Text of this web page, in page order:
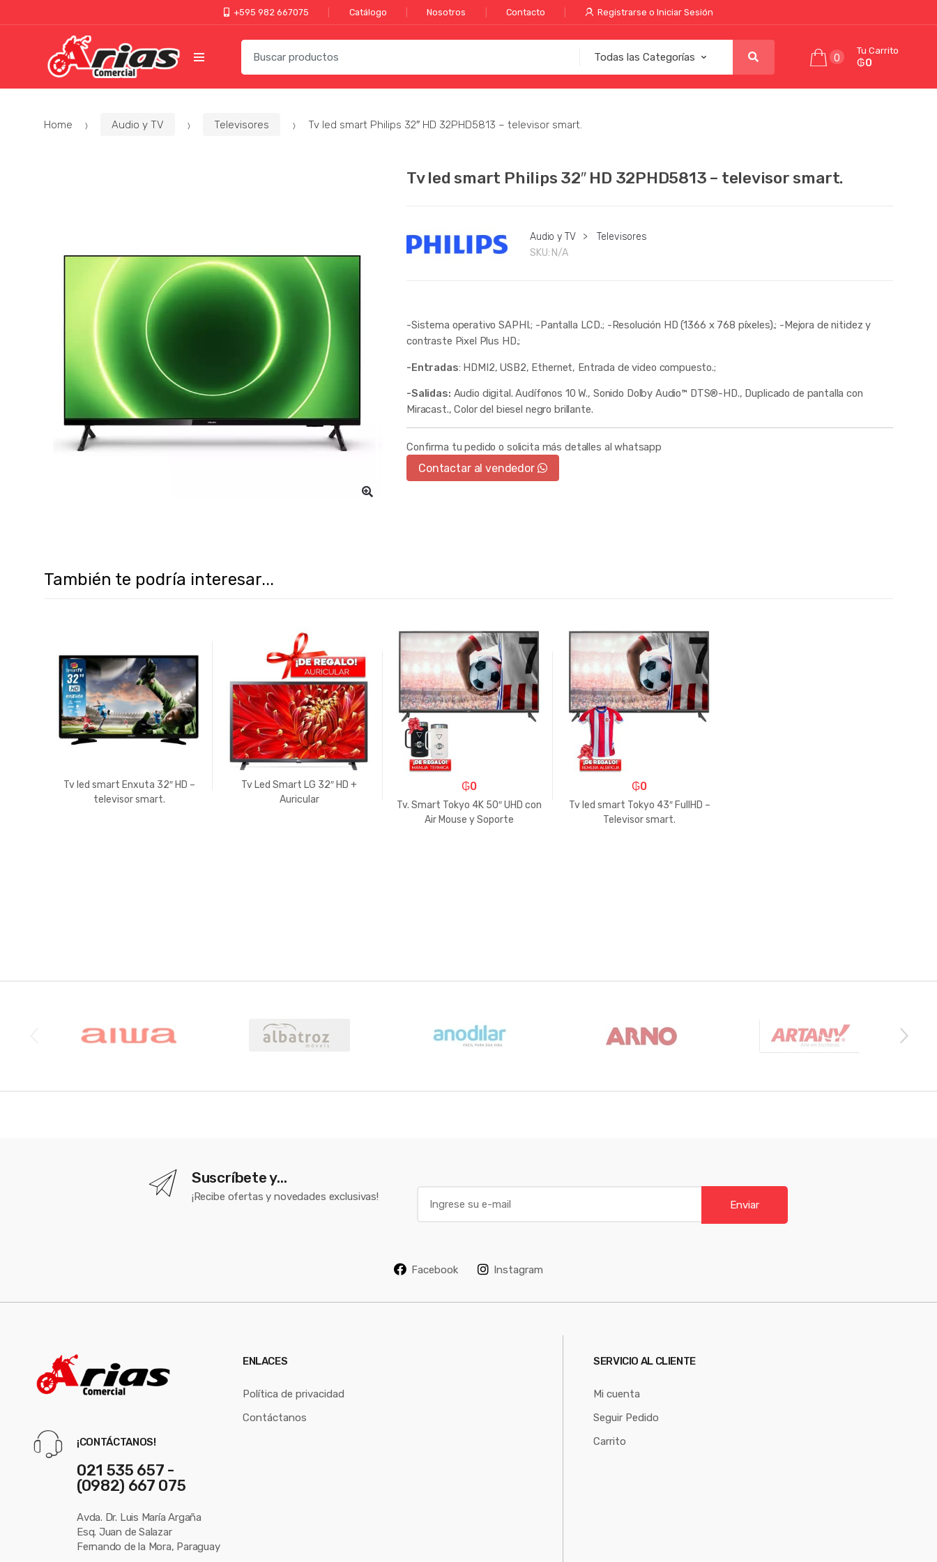
+595 982 667075 Catálogo Nosotros Contacto Registrarse o Iniciar Sesión
0
Tu Carrito
₲0
Home Audio y TV Televisores Tv led smart Philips 32″ HD 32PHD5813 – televisor smart.
Tv led smart Philips 32″ HD 32PHD5813 – televisor smart.
Audio y TV >
Televisores
SKU: N/A
-Sistema operativo SAPHI.; -Pantalla LCD.; -Resolución HD (1366 x 768 píxeles).; -Mejora de nitidez y
contraste Pixel Plus HD.;
-Entradas: HDMI2, USB2, Ethernet, Entrada de video compuesto.;
-Salidas: Audio digital. Audífonos 10 W., Sonido Dolby Audio™ DTS®-HD., Duplicado de pantalla con
Miracast., Color del biesel negro brillante.
Confirma tu pedido o solicita más detalles al whatsapp
Contactar al vendedor
También te podría interesar...
Tv led smart Enxuta 32″ HD –
televisor smart.
Tv Led Smart LG 32″ HD +
Auricular
₲0
Tv. Smart Tokyo 4K 50″ UHD con
Air Mouse y Soporte
₲0
Tv led smart Tokyo 43″ FullHD –
Televisor smart.
Suscríbete y...
¡Recibe ofertas y novedades exclusivas!
Enviar
Facebook Instagram
¡CONTÁCTANOS!
021 535 657 -
(0982) 667 075
Avda. Dr. Luis María Argaña
Esq. Juan de Salazar
Fernando de la Mora, Paraguay
ENLACES
Política de privacidad
Contáctanos
SERVICIO AL CLIENTE
Mi cuenta
Seguir Pedido
Carrito